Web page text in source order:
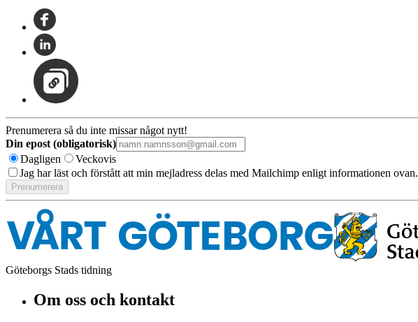
Prenumerera så du inte missar något nytt!
Din epost (obligatorisk)
Dagligen
Veckovis
Jag har läst och förstått att min mejladress delas med Mailchimp enligt informationen ovan.
Göteborgs Stads tidning
Om oss och kontakt